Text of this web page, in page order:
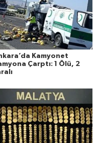
Kamyonet
Çarptı: 1 Ölü, 2